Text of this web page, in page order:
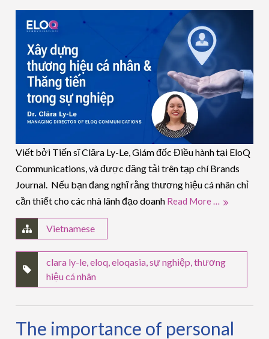
Viết bởi Tiến sĩ Clāra Ly-Le, Giám đốc Điều hành tại EloQ
Communications, và được đăng tải trên tạp chí Brands
Journal. Nếu bạn đang nghĩ rằng thương hiệu cá nhân chỉ
cần thiết cho các nhà lãnh đạo doanh Read More …
Vietnamese
clara ly-le ,eloq ,eloqasia ,sự nghiệp ,thương
hiệu cá nhân
The importance of personal